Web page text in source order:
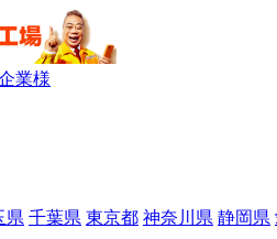
業様
県 千葉県 東京都 神奈川県 静岡県